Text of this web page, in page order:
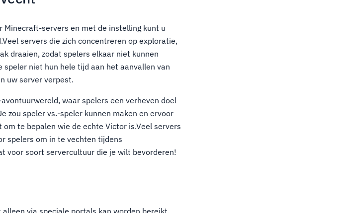
Minecraft-servers en met de instelling kunt u
servers die zich concentreren op exploratie,
draaien, zodat spelers elkaar niet kunnen
niet hun hele tijd aan het aanvallen van
uw server verpest.
waar spelers een verheven doel
zou speler vs.-speler kunnen maken en ervoor
te bepalen wie de echte Victor is.Veel servers
spelers om in te vechten tijdens
voor soort servercultuur die je wilt bevorderen!
via speciale portals kan worden bereikt.